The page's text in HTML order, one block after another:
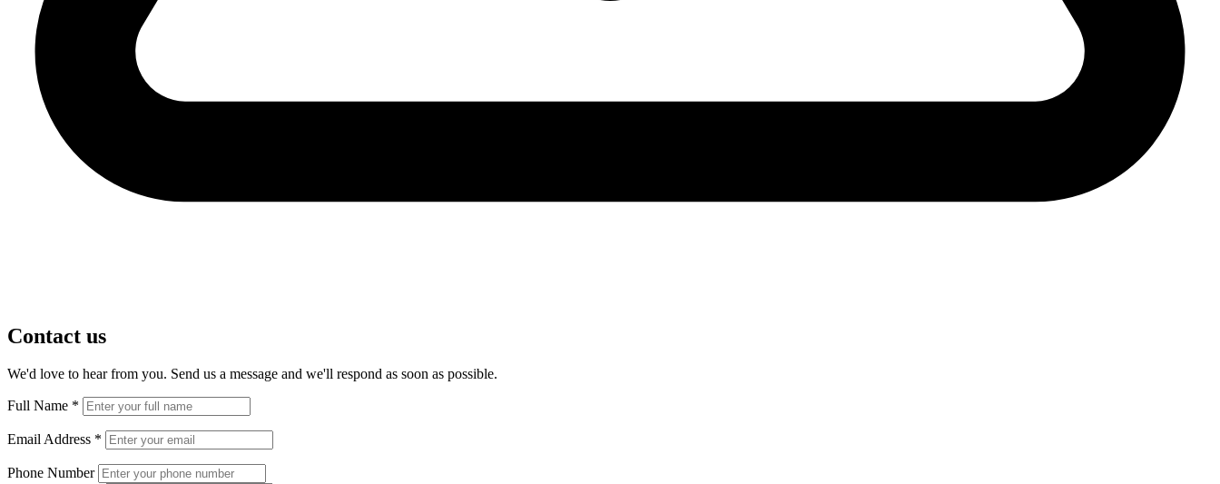
Contact us
We'd love to hear from you. Send us a message and we'll respond as soon as possible.
Full Name *
Email Address *
Phone Number